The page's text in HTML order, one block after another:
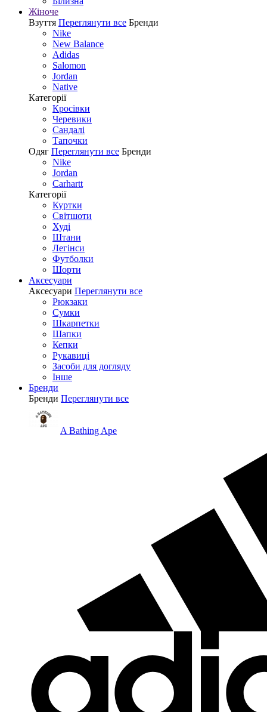
Жіноче
Взуття Переглянути все Бренди
Nike
New Balance
Adidas
Salomon
Jordan
Native
Категорії
Кросівки
Черевики
Сандалі
Tапочки
Одяг Переглянути все Бренди
Nike
Jordan
Carhartt
Категорії
Куртки
Світшоти
Худі
Штани
Легінси
Футболки
Шорти
Аксесуари
Аксесуари Переглянути все
Рюкзаки
Сумки
Шкарпетки
Шапки
Кепки
Рукавиці
Засоби для догляду
Інше
Бренди
Бренди Переглянути все
A Bathing Ape